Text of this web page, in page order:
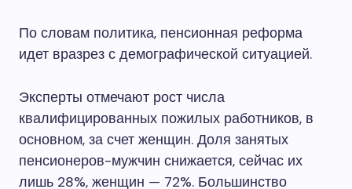
По словам политика, пенсионная реформа
идет вразрез с демографической ситуацией.
Эксперты отмечают рост числа
квалифицированных пожилых работников, в
основном, за счет женщин. Доля занятых
пенсионеров-мужчин снижается, сейчас их
лишь 28%, женщин — 72%. Большинство